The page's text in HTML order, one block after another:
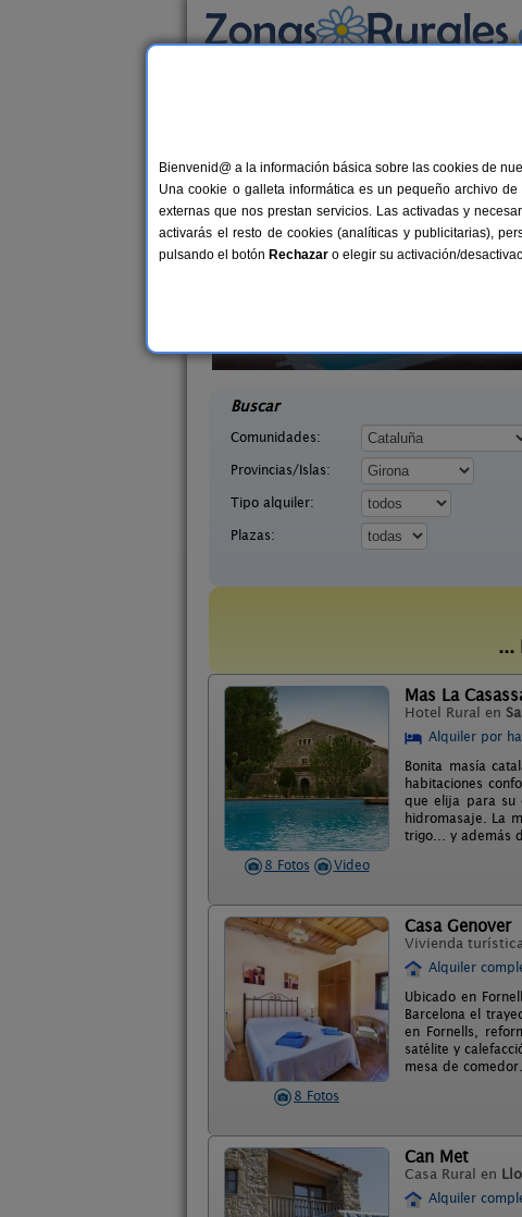
Casas Rurales cerca
38 €
Buscar
Comunidades:
Provincias/Islas:
Tipo alquiler:
Plazas:
...
8 Fotos Video
Mas La
Hotel Rural en
Alquiler por
Bonita masía
habitaciones
que elija para su
hidromasaje. La
trigo... y además
8 Fotos
Casa Genover
Vivienda
Alquiler
Ubicado en
Barcelona el
en Fornells,
satélite y
mesa de comedor.
Can Met
Casa Rural en
Alquiler
Bienvenid@ a la información básica sobre las cookies de
Una cookie o galleta informática es un pequeño archivo
externas que nos prestan servicios. Las activadas y
activarás el resto de cookies (analíticas y publicitarias),
pulsando el botón Rechazar o elegir su activación/